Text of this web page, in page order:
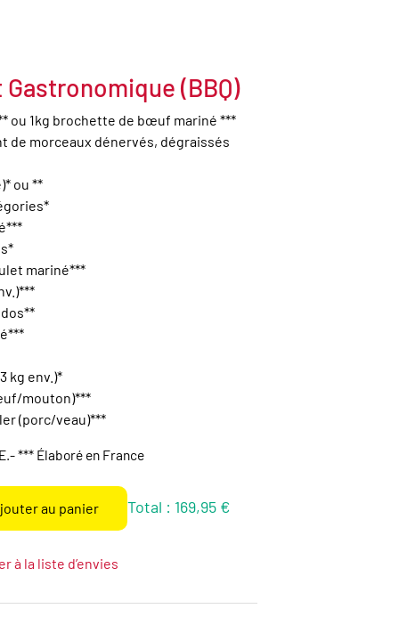
(BBQ)
ou 1kg brochette de bœuf mariné ***
de morceaux dénervés, dégraissés
ou **
mariné***
kg env.)*
mouton)***
(porc/veau)***
*** Élaboré en France
au panier Total : 169,95 €
à la liste d’envies